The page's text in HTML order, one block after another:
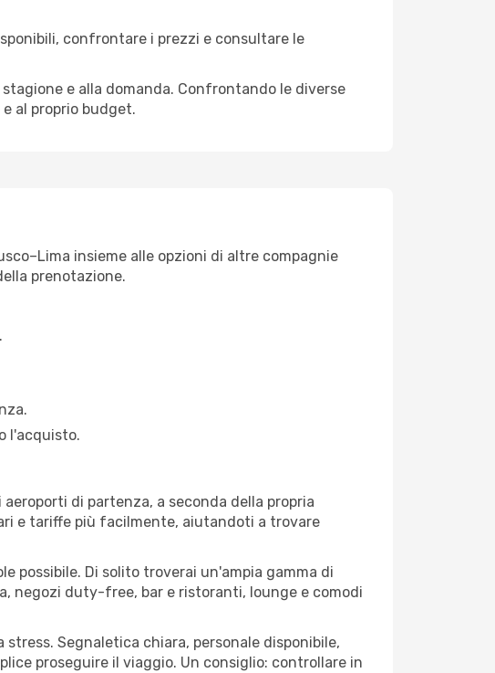
confrontare i prezzi e consultare le
e alla domanda. Confrontando le diverse
al proprio budget.
insieme alle opzioni di altre compagnie
prenotazione.
l'acquisto.
di partenza, a seconda della propria
e tariffe più facilmente, aiutandoti a trovare
possibile. Di solito troverai un'ampia gamma di
negozi duty-free, bar e ristoranti, lounge e comodi
Segnaletica chiara, personale disponibile,
proseguire il viaggio. Un consiglio: controllare in